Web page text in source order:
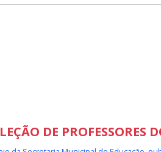
DE PROFESSORES